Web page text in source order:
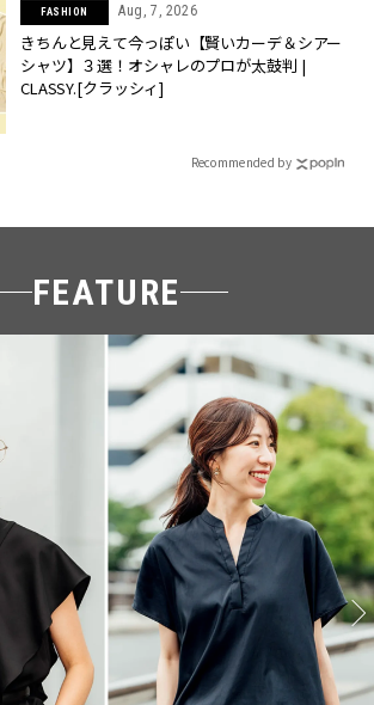
FASHION Aug, 7, 2026
きちんと見えて今っぽい【賢いカーデ＆シアー
シャツ】３選！オシャレのプロが太鼓判 |
CLASSY.[クラッシィ]
Recommended by
FEATURE